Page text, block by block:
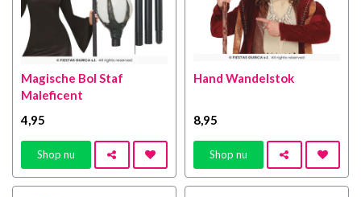
Magische Bol Staf
Maleficent
4,95
Shop nu
Hand Wandelstok
8,95
Shop nu